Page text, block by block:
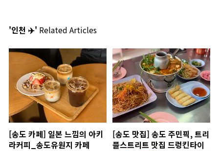
'인천 ✈️' Related Articles
[송도 카페] 일본 느낌의 아키
라커피_송도유원지 카페
[송도 맛집] 송도 주민픽, 트리
플스트리트 맛집 드렁킨타이